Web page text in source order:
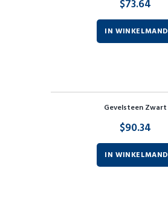
$73.64
IN WINKELMAND
Gevelsteen Zwart
$90.34
IN WINKELMAND